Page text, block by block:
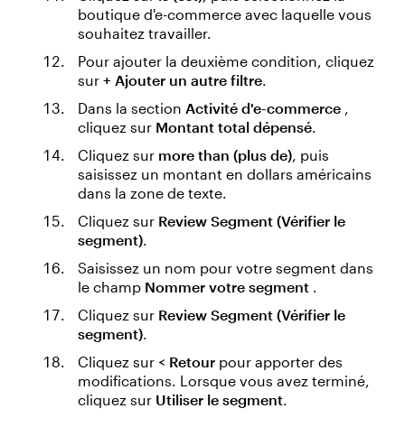
boutique d'e-commerce avec laquelle vous
souhaitez travailler.
Pour ajouter la deuxième condition, cliquez
sur + Ajouter un autre filtre.
Dans la section Activité d'e-commerce ,
cliquez sur Montant total dépensé.
Cliquez sur more than (plus de), puis
saisissez un montant en dollars américains
dans la zone de texte.
Cliquez sur Review Segment (Vérifier le
segment).
Saisissez un nom pour votre segment dans
le champ Nommer votre segment .
Cliquez sur Review Segment (Vérifier le
segment).
Cliquez sur < Retour pour apporter des
modifications. Lorsque vous avez terminé,
cliquez sur Utiliser le segment.